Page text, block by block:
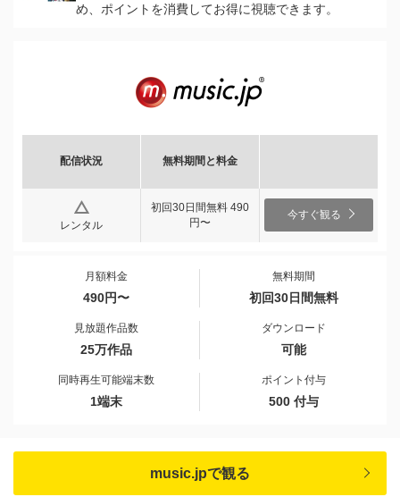
め、ポイントを消費してお得に視聴できます。
配信状況 無料期間と料金
レンタル
初回30日間無料 490
円〜
今すぐ観る
月額料金
490円〜
無料期間
初回30日間無料
見放題作品数
25万作品
ダウンロード
可能
同時再生可能端末数
1端末
ポイント付与
500 付与
music.jpで観る